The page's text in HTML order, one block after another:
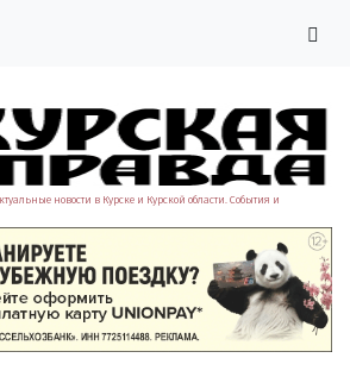
новости в Курске и Курской области. События и